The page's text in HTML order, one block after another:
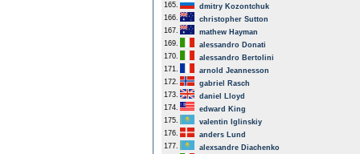
165.
dmitry Kozontchuk
166.
christopher Sutton
167.
mathew Hayman
169.
alessandro Donati
170.
alessandro Bertolini
171.
arnold Jeannesson
172.
gabriel Rasch
173.
daniel Lloyd
174.
edward King
175.
valentin Iglinskiy
176.
anders Lund
177.
alexsandre Diachenko